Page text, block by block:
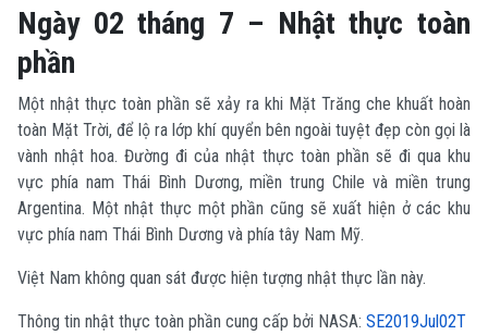
Ngày 02 tháng 7 – Nhật thực toàn
phần
Một nhật thực toàn phần sẽ xảy ra khi Mặt Trăng che khuất hoàn
toàn Mặt Trời, để lộ ra lớp khí quyển bên ngoài tuyệt đẹp còn gọi là
vành nhật hoa. Đường đi của nhật thực toàn phần sẽ đi qua khu
vực phía nam Thái Bình Dương, miền trung Chile và miền trung
Argentina. Một nhật thực một phần cũng sẽ xuất hiện ở các khu
vực phía nam Thái Bình Dương và phía tây Nam Mỹ.
Việt Nam không quan sát được hiện tượng nhật thực lần này.
Thông tin nhật thực toàn phần cung cấp bởi NASA: SE2019Jul02T